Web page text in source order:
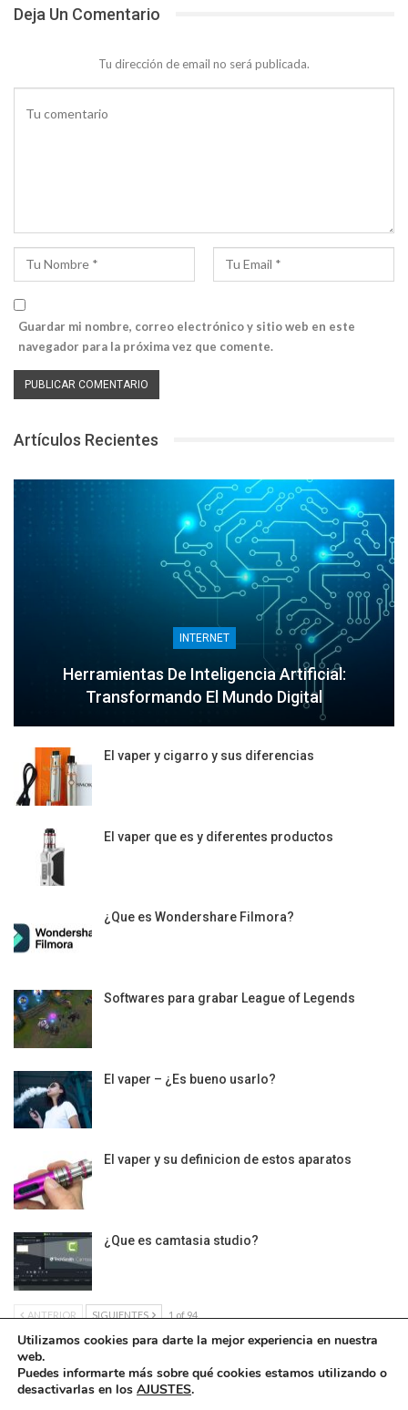
Deja Un Comentario
Tu dirección de email no será publicada.
Guardar mi nombre, correo electrónico y sitio web en este
navegador para la próxima vez que comente.
Artículos Recientes
INTERNET
Herramientas De Inteligencia Artificial:
Transformando El Mundo Digital
El vaper y cigarro y sus diferencias
El vaper que es y diferentes productos
¿Que es Wondershare Filmora?
Softwares para grabar League of Legends
El vaper – ¿Es bueno usarlo?
El vaper y su definicion de estos aparatos
¿Que es camtasia studio?
ANTERIOR SIGUIENTES 1 of 94
Condiciones Legales
Utilizamos cookies para darte la mejor experiencia en nuestra
web.
Puedes informarte más sobre qué cookies estamos utilizando o
desactivarlas en los AJUSTES.